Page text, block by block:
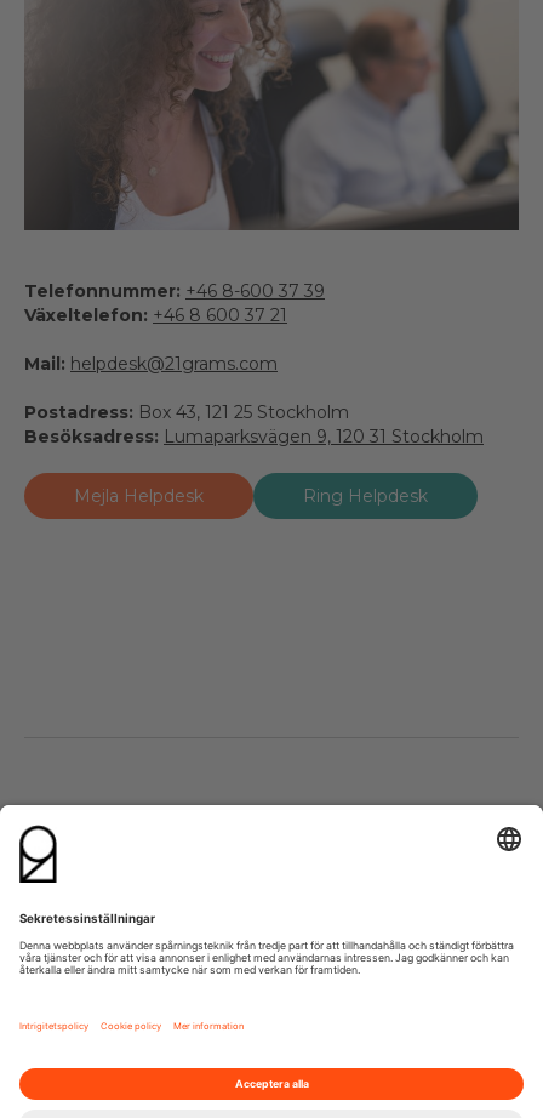
Telefonnummer: +46 8-600 37 39
Växeltelefon: +46 8 600 37 21
Mail: helpdesk@21grams.com
Postadress: Box 43, 121 25 Stockholm
Besöksadress: Lumaparksvägen 9, 120 31 Stockholm
Mejla Helpdesk Ring Helpdesk
120 31 Stockholm
+46 8 600 37 21